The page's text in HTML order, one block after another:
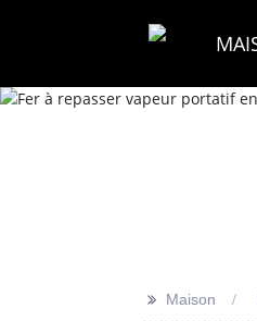
>> Maison